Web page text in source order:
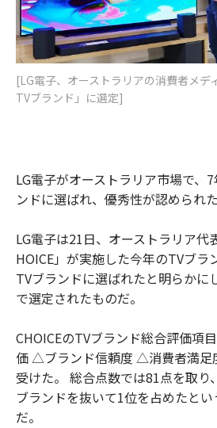
[LG電子、オーストラリアの消費者メデ
TVブランド」に選定]
LG電子がオーストラリア市場で、
ンドに選ばれ、優秀性が認められた
LG電子は21日、オーストラリア代
HOICE」が実施した今年のTVブラ
TVブランドに選ばれたと明らかに
で選定されたものだ。
CHOICEのTVブランド総合評価項
価 △ブランド信頼度 △消費者満足
受けた。 総合点数では81点を取り
ブランドを抜いて1位を占めたと
だ。